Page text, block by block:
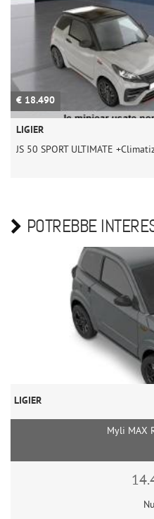
€ 18.490
LIGIER
JS 50 SPORT ULTIMATE
POTREBBE
LIGIER
Myli MAX